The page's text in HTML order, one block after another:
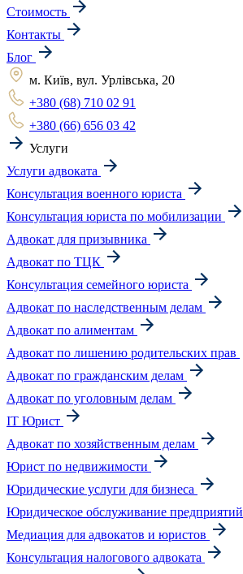
Стоимость
Контакты
Блог
м. Київ, вул. Урлівська, 20
+380 (68) 710 02 91
+380 (66) 656 03 42
Услуги
Услуги адвоката
Консультация военного юриста
Консультация юриста по мобилизации
Адвокат для призывника
Адвокат по ТЦК
Консультация семейного юриста
Адвокат по наследственным делам
Адвокат по алиментам
Адвокат по лишению родительских прав
Адвокат по гражданским делам
Адвокат по уголовным делам
IT Юрист
Адвокат по хозяйственным делам
Юрист по недвижимости
Юридические услуги для бизнеса
Юридическое обслуживание предприятий
Медиация для адвокатов и юристов
Консультация налогового адвоката